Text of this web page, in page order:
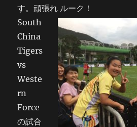
す。頑張れ ルーク！
South
China
Tigers
vs
Weste
rn
Force
の試合